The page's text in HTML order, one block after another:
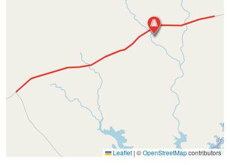
Leaflet | ©OpenStreetMapcontributors